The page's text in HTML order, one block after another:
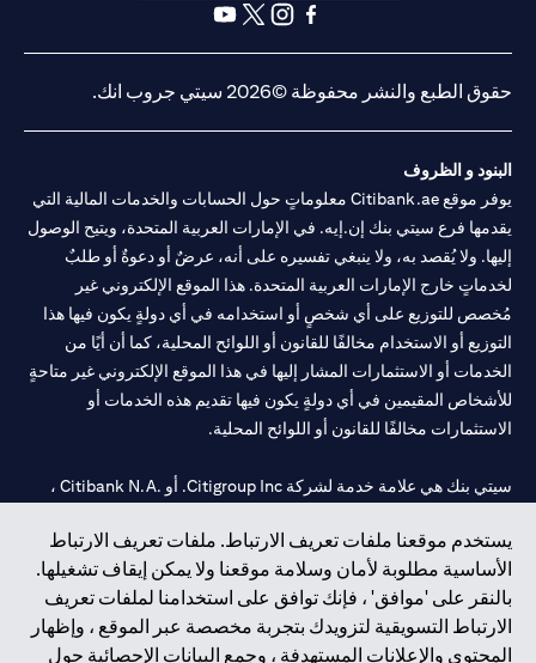
يستخدم موقعنا ملفات تعريف الارتباط. ملفات تعريف الارتباط
الأساسية مطلوبة لأمان وسلامة موقعنا ولا يمكن إيقاف تشغيلها.
بالنقر على 'موافق' ، فإنك توافق على استخدامنا لملفات تعريف
الارتباط التسويقية لتزويدك بتجربة مخصصة عبر الموقع ، وإظهار
المحتوى والإعلانات المستهدفة ، وجمع البيانات الإحصائية حول
opens in a new tab
opens in a new tab
حقوق الطبع والنشر محفوظة ©2026 سيتي جروب انك.
البنود و الظروف
يوفر موقع Citibank.ae معلوماتٍ حول الحسابات والخدمات المالية التي
يقدمها فرع سيتي بنك إن.إيه. في الإمارات العربية المتحدة، ويتيح الوصول
إليها. ولا يُقصد به، ولا ينبغي تفسيره على أنه، عرضٌ أو دعوةٌ أو طلبٌ
لخدماتٍ خارج الإمارات العربية المتحدة. هذا الموقع الإلكتروني غير
مُخصص للتوزيع على أي شخصٍ أو استخدامه في أي دولةٍ يكون فيها هذا
التوزيع أو الاستخدام مخالفًا للقانون أو اللوائح المحلية، كما أن أيًا من
الخدمات أو الاستثمارات المشار إليها في هذا الموقع الإلكتروني غير متاحةٍ
للأشخاص المقيمين في أي دولةٍ يكون فيها تقديم هذه الخدمات أو
الاستثمارات مخالفًا للقانون أو اللوائح المحلية.
سيتي بنك هي علامة خدمة لشركة Citigroup Inc. أو .Citibank N.A ،
سيتي بنك إن. إيه. الإمارات مسجل لدى مصرف الإمارات المركزي تحت
أرقام التراخيص 202563 لفرع الوصل في دبي، 531989 لفرع مول
الإمارات في دبي، و CN-1002019 لفرع أبوظبي. هاتف: 4000 311 04.
فرع سيتي بنك إن إيه - الإمارات العربية المتحدة مرخص من مصرف